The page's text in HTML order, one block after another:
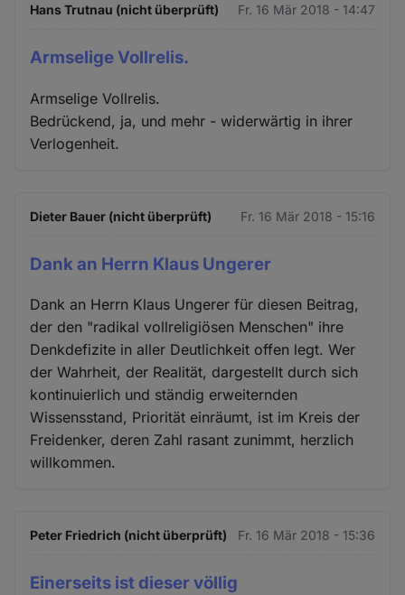
Hans Trutnau (nicht überprüft) Fr. 16 Mär 2018 - 14:47
Armselige Vollrelis.
Armselige Vollrelis.
Bedrückend, ja, und mehr - widerwärtig in ihrer
Verlogenheit.
Dieter Bauer (nicht überprüft) Fr. 16 Mär 2018 - 15:16
Dank an Herrn Klaus Ungerer
Dank an Herrn Klaus Ungerer für diesen Beitrag,
der den "radikal vollreligiösen Menschen" ihre
Denkdefizite in aller Deutlichkeit offen legt. Wer
der Wahrheit, der Realität, dargestellt durch sich
kontinuierlich und ständig erweiternden
Wissensstand, Priorität einräumt, ist im Kreis der
Freidenker, deren Zahl rasant zunimmt, herzlich
willkommen.
Peter Friedrich (nicht überprüft) Fr. 16 Mär 2018 - 15:36
Einerseits ist dieser völlig